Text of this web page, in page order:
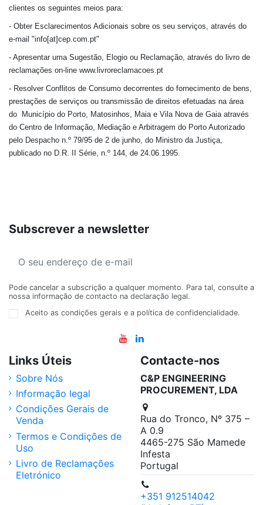
clientes os seguintes meios para:
- Obter Esclarecimentos Adicionais sobre os seu serviços, através do
e-mail "info[at]cep.com.pt"
- Apresentar uma Sugestão, Elogio ou Reclamação, através do livro de
reclamações on-line www.livroreclamacoes.pt
- Resolver Conflitos de Consumo decorrentes do fornecimento de bens,
prestações de serviços ou transmissão de direitos efetuadas na área
do Município do Porto, Matosinhos, Maia e Vila Nova de Gaia através
do Centro de Informação, Mediação e Arbitragem do Porto Autorizado
pelo Despacho n.º 79/95 de 2 de junho, do Ministro da Justiça,
publicado no D.R. II Série, n.º 144, de 24.06.1995.
Subscrever a newsletter
Pode cancelar a subscrição a qualquer momento. Para tal, consulte a
nossa informação de contacto na declaração legal.
Aceito as condições gerais e a política de confidencialidade.
Links Úteis
Sobre Nós
Informação legal
Condições Gerais de
Venda
Termos e Condições de
Uso
Livro de Reclamações
Eletrónico
Contacte-nos
C&P ENGINEERING
PROCUREMENT, LDA
Rua do Tronco, Nº 375 –
A 0.9
4465-275 São Mamede
Infesta
Portugal
+351 912514042